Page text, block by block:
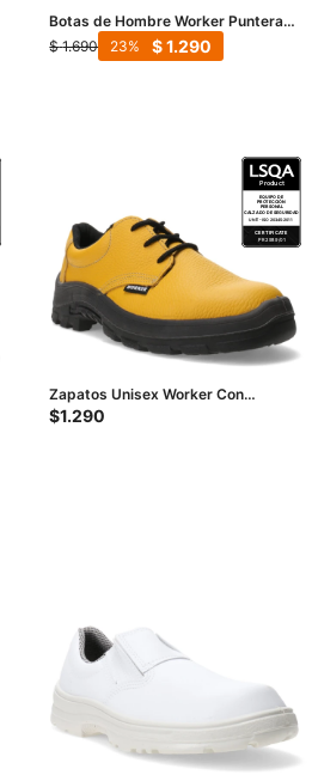
Botas de Hombre Worker Puntera
de Acero - Negro
$ 1.690 $ 1.290
23
Zapatos Unisex Worker Con
Puntera de Acero - Amarillo
$1.290